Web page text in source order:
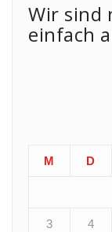
Wir sind
einfach
M D
3 4